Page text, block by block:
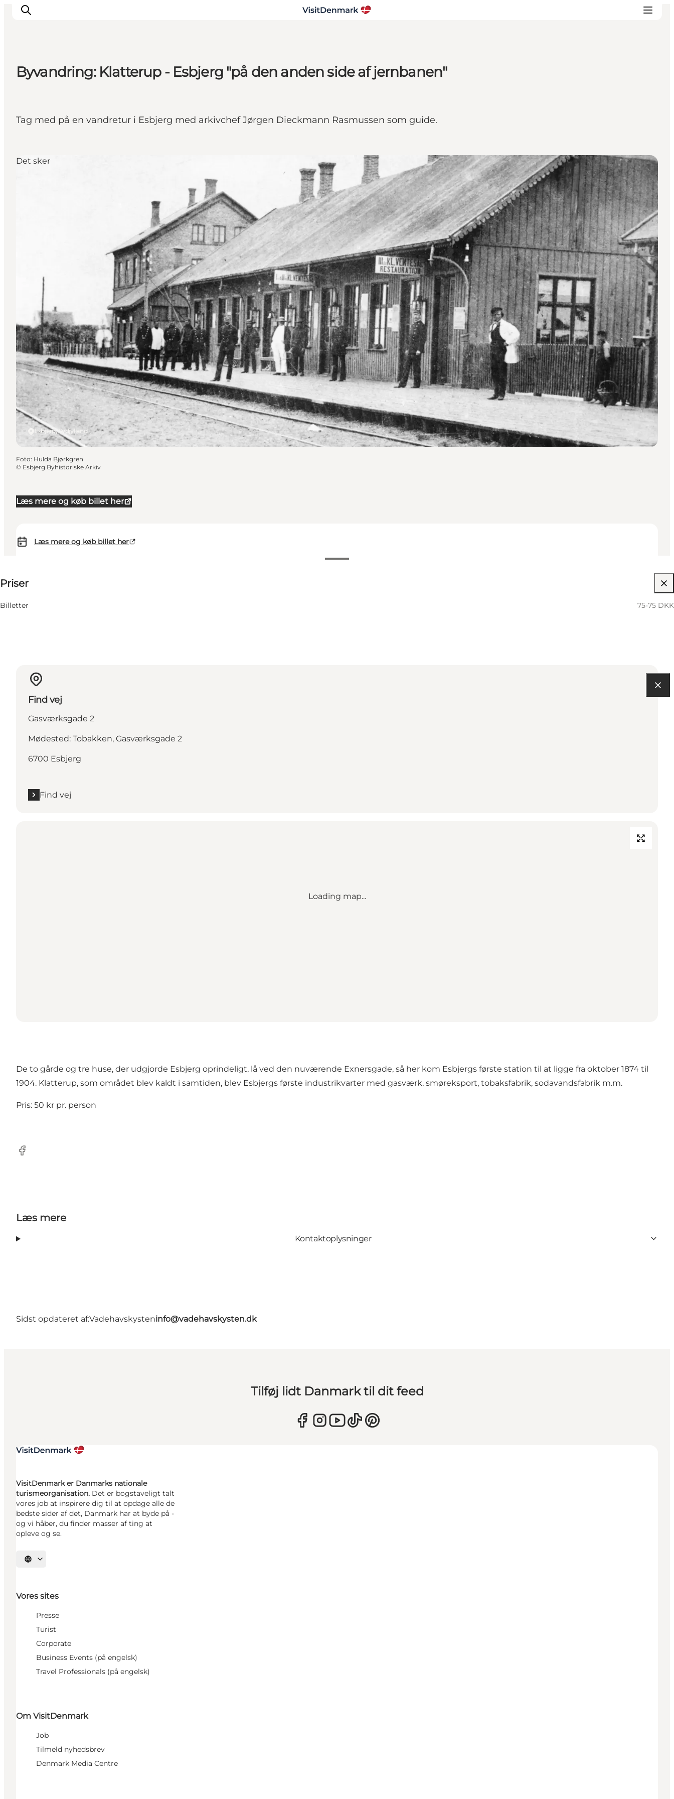
Oplevelser
Overnatning
Byvandring: Klatterup - Esbjerg "på den anden side af jernbanen"
Tag med på en vandretur i Esbjerg med arkivchef Jørgen Dieckmann Rasmussen som guide.
Læs mere og køb billet her
Læs mere og køb billet her
Priser
Billetter 75-75 DKK
Esbjerg, Sydjylland
Det sker
Foto: Hulda Bjørkgren
© Esbjerg Byhistoriske Arkiv
Find vej
Gasværksgade 2
Mødested: Tobakken, Gasværksgade 2
6700 Esbjerg
Find vej
Loading map...
De to gårde og tre huse, der udgjorde Esbjerg oprindeligt, lå ved den nuværende Exnersgade, så her kom Esbjergs første station til at ligge fra oktober 1874 til
1904. Klatterup, som området blev kaldt i samtiden, blev Esbjergs første industrikvarter med gasværk, smøreksport, tobaksfabrik, sodavandsfabrik m.m.
Pris: 50 kr pr. person
Facebook
Læs mere
Kontaktoplysninger
Sidst opdateret af:Vadehavskysteninfo@vadehavskysten.dk
Tilføj lidt Danmark til dit feed
VisitDenmark er Danmarks nationale
turismeorganisation. Det er bogstaveligt talt
vores job at inspirere dig til at opdage alle de
bedste sider af det, Danmark har at byde på -
og vi håber, du finder masser af ting at
opleve og se.
Vælg sprog
Vores sites
Presse
Turist
Corporate
Business Events (på engelsk)
Travel Professionals (på engelsk)
Om VisitDenmark
Job
Tilmeld nyhedsbrev
Denmark Media Centre